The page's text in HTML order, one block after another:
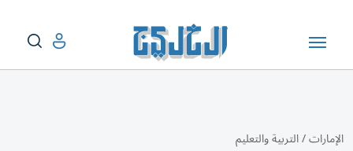
الإمارات/التربية والتعليم